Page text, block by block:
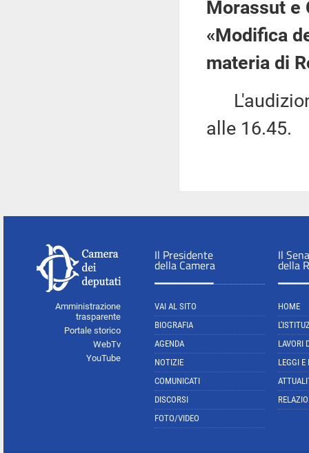
Morassut e
«Modifica
materia di
alle 16.45.
Amministrazione
trasparente
Portale storico
WebTv
YouTube
Il Presidente
della Camera
VAI AL SITO
BIOGRAFIA
AGENDA
NOTIZIE
COMUNICATI
DISCORSI
FOTO/VIDEO
Il
della
HOME
LAVORI
LEGGI E